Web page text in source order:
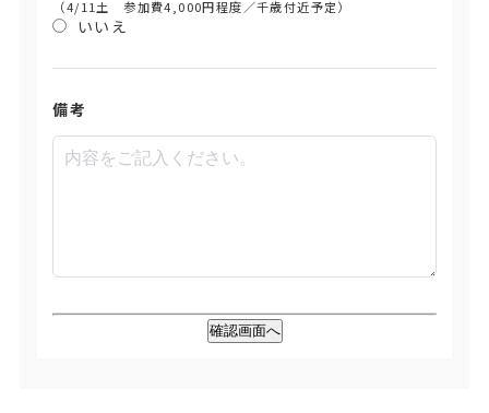
（4/11土 参加費4,000円程度／千歳付近予定）
いいえ
備考